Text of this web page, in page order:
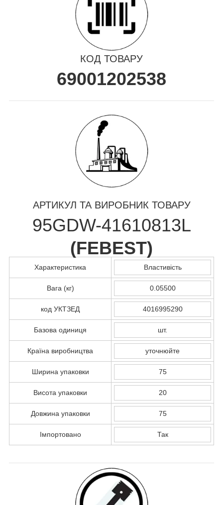
КОД ТОВАРУ
69001202538
АРТИКУЛ ТА ВИРОБНИК ТОВАРУ
95GDW-41610813L
(FEBEST)
Характеристика Властивість
Вага (кг) 0.05500
код УКТЗЕД 4016995290
Базова одиниця шт.
Країна виробництва уточнюйте
Ширина упаковки 75
Висота упаковки 20
Довжина упаковки 75
Імпортовано Так